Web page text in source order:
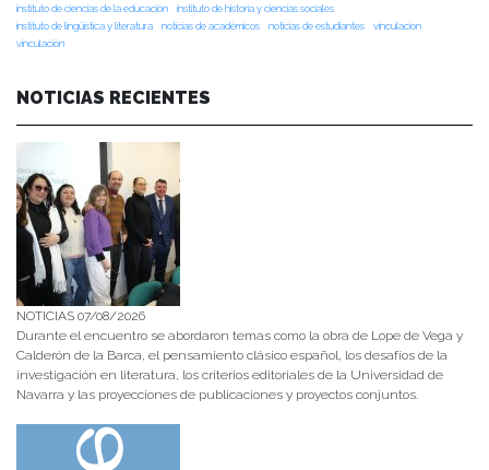
instituto de ciencias de la educación
instituto de historia y ciencias sociales
instituto de lingüística y literatura
noticias de académicos noticias de estudiantes
vinculacion
vinculación
NOTICIAS RECIENTES
NOTICIAS 07/08/2026
Durante el encuentro se abordaron temas como la obra de Lope de Vega y
Calderón de la Barca, el pensamiento clásico español, los desafíos de la
investigación en literatura, los criterios editoriales de la Universidad de
Navarra y las proyecciones de publicaciones y proyectos conjuntos.